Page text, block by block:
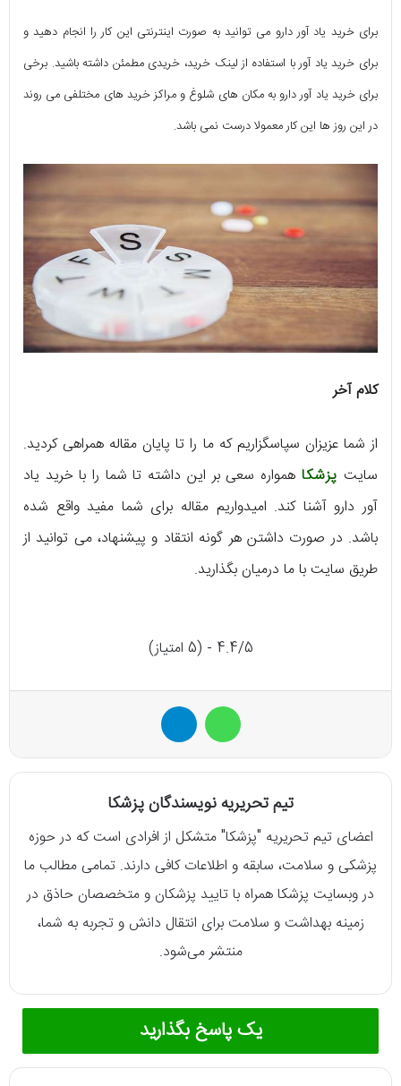
برای خرید یاد آور دارو می توانید به صورت اینترنتی این کار را انجام دهید و
برای خرید یاد آور با استفاده از لینک خرید، خریدی مطمئن داشته باشید. برخی
برای خرید یاد آور دارو به مکان های شلوغ و مراکز خرید های مختلفی می روند
در این روز ها این کار معمولا درست نمی باشد.
کلام آخر
از شما عزیزان سپاسگزاریم که ما را تا پایان مقاله همراهی کردید.
سایت پزشکا همواره سعی بر این داشته تا شما را با خرید یاد
آور دارو آشنا کند. امیدواریم مقاله برای شما مفید واقع شده
باشد. در صورت داشتن هر گونه انتقاد و پیشنهاد، می توانید از
طریق سایت با ما درمیان بگذارید.
4.4/5 - (5 امتیاز)
واتس آپ
تیم تحریریه نویسندگان پزشکا
اعضای تیم تحریریه "پزشکا" متشکل از افرادی است که در حوزه
پزشکی و سلامت، سابقه و اطلاعات کافی دارند. تمامی مطالب ما
در وبسایت پزشکا همراه با تایید پزشکان و متخصصان حاذق در
زمینه بهداشت و سلامت برای انتقال دانش و تجربه به شما،
منتشر می‌شود.
یک پاسخ بگذارید